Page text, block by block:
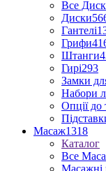
Все
Диски
Гантелі
Грифи
Штанги
Гирі293
Замки
Набори
Опції до
Масаж1318
Каталог
Все
Масажні